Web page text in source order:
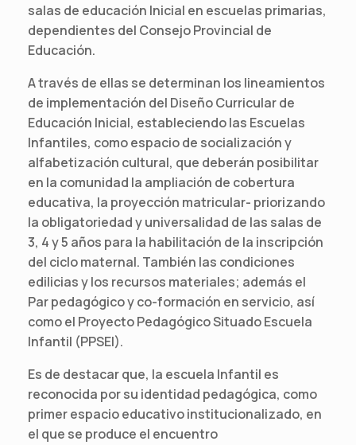
salas de educación Inicial en escuelas primarias,
dependientes del Consejo Provincial de
Educación.
A través de ellas se determinan los lineamientos
de implementación del Diseño Curricular de
Educación Inicial, estableciendo las Escuelas
Infantiles, como espacio de socialización y
alfabetización cultural, que deberán posibilitar
en la comunidad la ampliación de cobertura
educativa, la proyección matricular- priorizando
la obligatoriedad y universalidad de las salas de
3, 4 y 5 años para la habilitación de la inscripción
del ciclo maternal. También las condiciones
edilicias y los recursos materiales; además el
Par pedagógico y co-formación en servicio, así
como el Proyecto Pedagógico Situado Escuela
Infantil (PPSEI).
Es de destacar que, la escuela Infantil es
reconocida por su identidad pedagógica, como
primer espacio educativo institucionalizado, en
el que se produce el encuentro